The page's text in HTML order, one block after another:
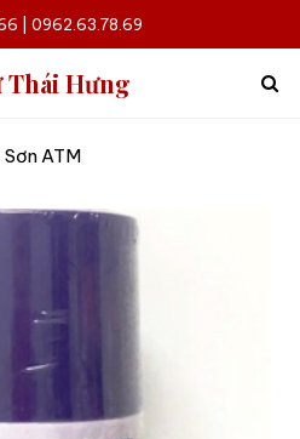
| 0962.63.78.69
Thái Hưng
Sơn ATM